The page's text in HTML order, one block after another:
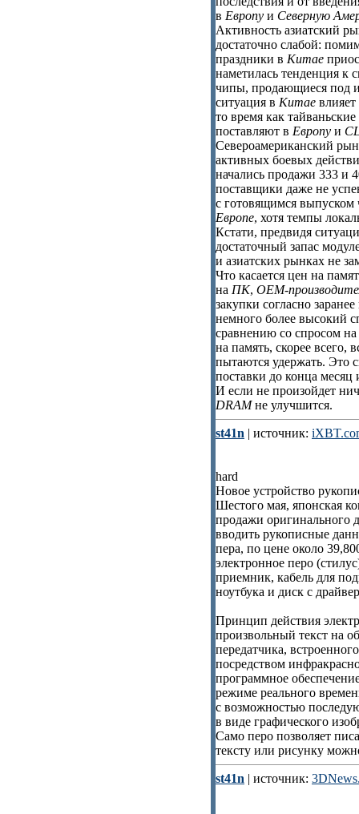
в Европу и Северную
Активность азиатский
достаточно слабой:
праздники в Китае
наметилась тенденция к
чипы, продающиеся под
ситуация в Китае
то время как
поставляют в Европу и
Североамериканский
активных боевых
начались продажи 333 и
поставщики даже не
с готовящимся выпуском
Европе, хотя темпы
Кстати, предвидя
достаточный запас
и азиатских рынках не
Что касается цен на
на ПК, OEM-
закупки согласно
немного более высокий
сравнению со спросом на
на память, скорее всего,
пытаются удержать. Это
поставки до конца месяц
И если не произойдет
DRAMне улучшится.
st41n | источник:
hard
Новое устройство
Шестого мая, японская
продажи оригинального
вводить рукописные
пера, по цене около
электронное перо
приемник, кабель для
ноутбука и диск с
Принцип действия
произвольный текст на
передатчика,
посредством
программное
режиме реального
с возможностью
в виде графического
Само перо позволяет
тексту или рисунку
st41n | источник: